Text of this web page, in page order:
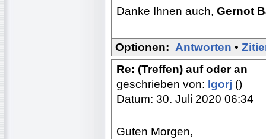
Danke Ihnen auch, Gernot
Optionen: Antworten •
Re: (Treffen) auf oder an
geschrieben von: Igorj ()
Datum: 30. Juli 2020 06:34
Guten Morgen,